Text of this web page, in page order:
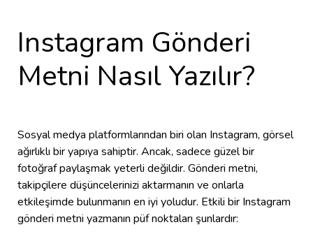
Instagram Gönderi
Metni Nasıl Yazılır?
Sosyal medya platformlarından biri olan Instagram, görsel
ağırlıklı bir yapıya sahiptir. Ancak, sadece güzel bir
fotoğraf paylaşmak yeterli değildir. Gönderi metni,
takipçilere düşüncelerinizi aktarmanın ve onlarla
etkileşimde bulunmanın en iyi yoludur. Etkili bir Instagram
gönderi metni yazmanın püf noktaları şunlardır: